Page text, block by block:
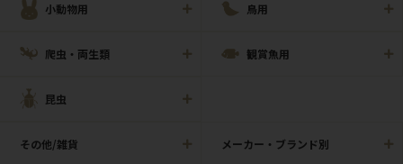
小動物用 鳥用
爬虫・両生類 観賞魚用
昆虫
その他/雑貨 メーカー・ブランド別